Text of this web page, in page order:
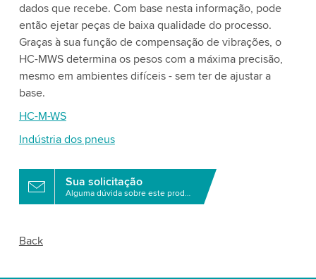
dados que recebe. Com base nesta informação, pode
então ejetar peças de baixa qualidade do processo.
Graças à sua função de compensação de vibrações, o
HC-MWS determina os pesos com a máxima precisão,
mesmo em ambientes difíceis - sem ter de ajustar a
base.
HC-M-WS
Indústria dos pneus
Sua solicitação
Alguma dúvida sobre este produto?
Back